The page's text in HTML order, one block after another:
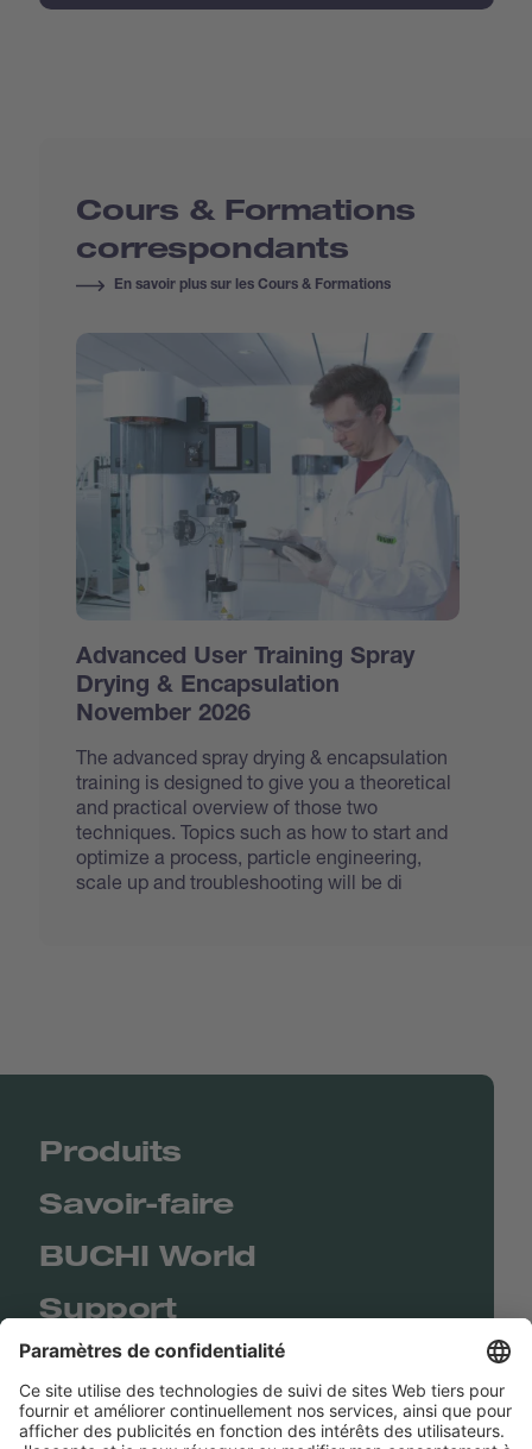
Cours & Formations
correspondants
En savoir plus sur les Cours & Formations
Advanced User Training Spray
Drying & Encapsulation
November 2026
The advanced spray drying & encapsulation
training is designed to give you a theoretical
and practical overview of those two
techniques. Topics such as how to start and
optimize a process, particle engineering,
scale up and troubleshooting will be di
Produits
Savoir-faire
BUCHI World
Support
Shop
Contact us